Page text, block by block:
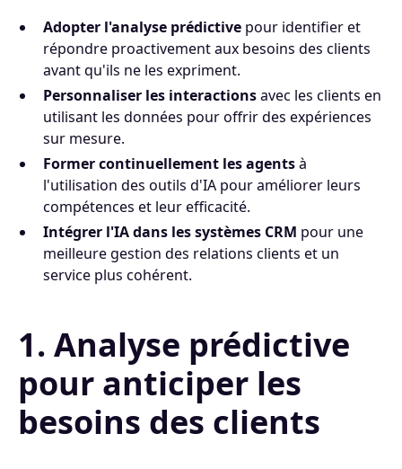
Adopter l'analyse prédictive pour identifier et
répondre proactivement aux besoins des clients
avant qu'ils ne les expriment.
Personnaliser les interactionsavec les clients en
utilisant les données pour offrir des expériences
sur mesure.
Former continuellement les agentsà
l'utilisation des outils d'IA pour améliorer leurs
compétences et leur efficacité.
Intégrer l'IA dans les systèmes CRM pour une
meilleure gestion des relations clients et un
service plus cohérent.
1. Analyse prédictive
pour anticiper les
besoins des clients